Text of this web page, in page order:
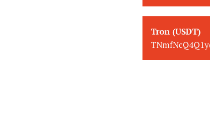
Tron (USDT)